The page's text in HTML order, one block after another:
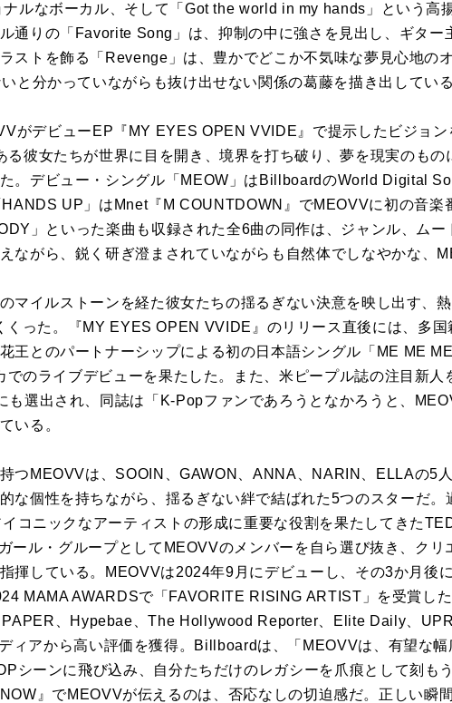
ルなボーカル、そして「Got the world in my hands」という高
通りの「Favorite Song」は、抑制の中に強さを見出し、ギター
ストを飾る「Revenge」は、豊かでどこか不気味な夢見心地の
と分かっていながらも抜け出せない関係の葛藤を描き出している
がデビューEP『MY EYES OPEN VVIDE』で提示したビジョン
彼女たちが世界に目を開き、境界を打ち破り、夢を現実のもの
。デビュー・シングル「MEOW」はBillboardのWorld Digital
UP」はMnet『M COUNTDOWN』でMEOVVに初の音楽
」といった楽曲も収録された全6曲の同作は、ジャンル、ムー
ながら、鋭く研ぎ澄まされていながらも自然体でしなやかな、
マイルストーンを経た彼女たちの揺るぎない決意を映し出す、
った。『MY EYES OPEN VVIDE』のリリース直後には、多国
王とのパートナーシップによる初の日本語シングル「ME ME
のライブデビューを果たした。また、米ピープル誌の注目新人
も選出され、同誌は「K-Popファンであろうとなかろうと、
いる。
つMEOVVは、SOOIN、GAWON、ANNA、NARIN、ELLAの5
な個性を持ちながら、揺るぎない絆で結ばれた5つのスターだ。
コニックなアーティストの形成に重要な役割を果たしてきた
ール・グループとしてMEOVVのメンバーを自ら選び抜き、クリ
揮している。MEOVVは2024年9月にデビューし、その3か月後
MAMA AWARDSで「FAVORITE RISING ARTIST」を受賞した
、Hypebae、The Hollywood Reporter、Elite Daily、
ィアから高い評価を獲得。Billboardは、「MEOVVは、有望な幅
シーンに飛び込み、自分たちだけのレガシーを爪痕として刻も
』でMEOVVが伝えるのは、否応なしの切迫感だ。正しい瞬